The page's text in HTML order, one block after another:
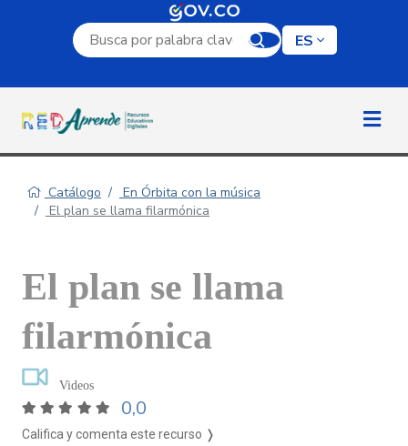
Campo de búsqueda por palabra clave
ES
Catálogo
En Órbita con la música
El plan se llama filarmónica
El plan se llama
filarmónica
Videos
0,0
Califica y comenta este recurso ❭